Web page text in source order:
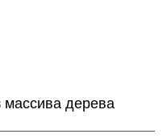
массива дерева